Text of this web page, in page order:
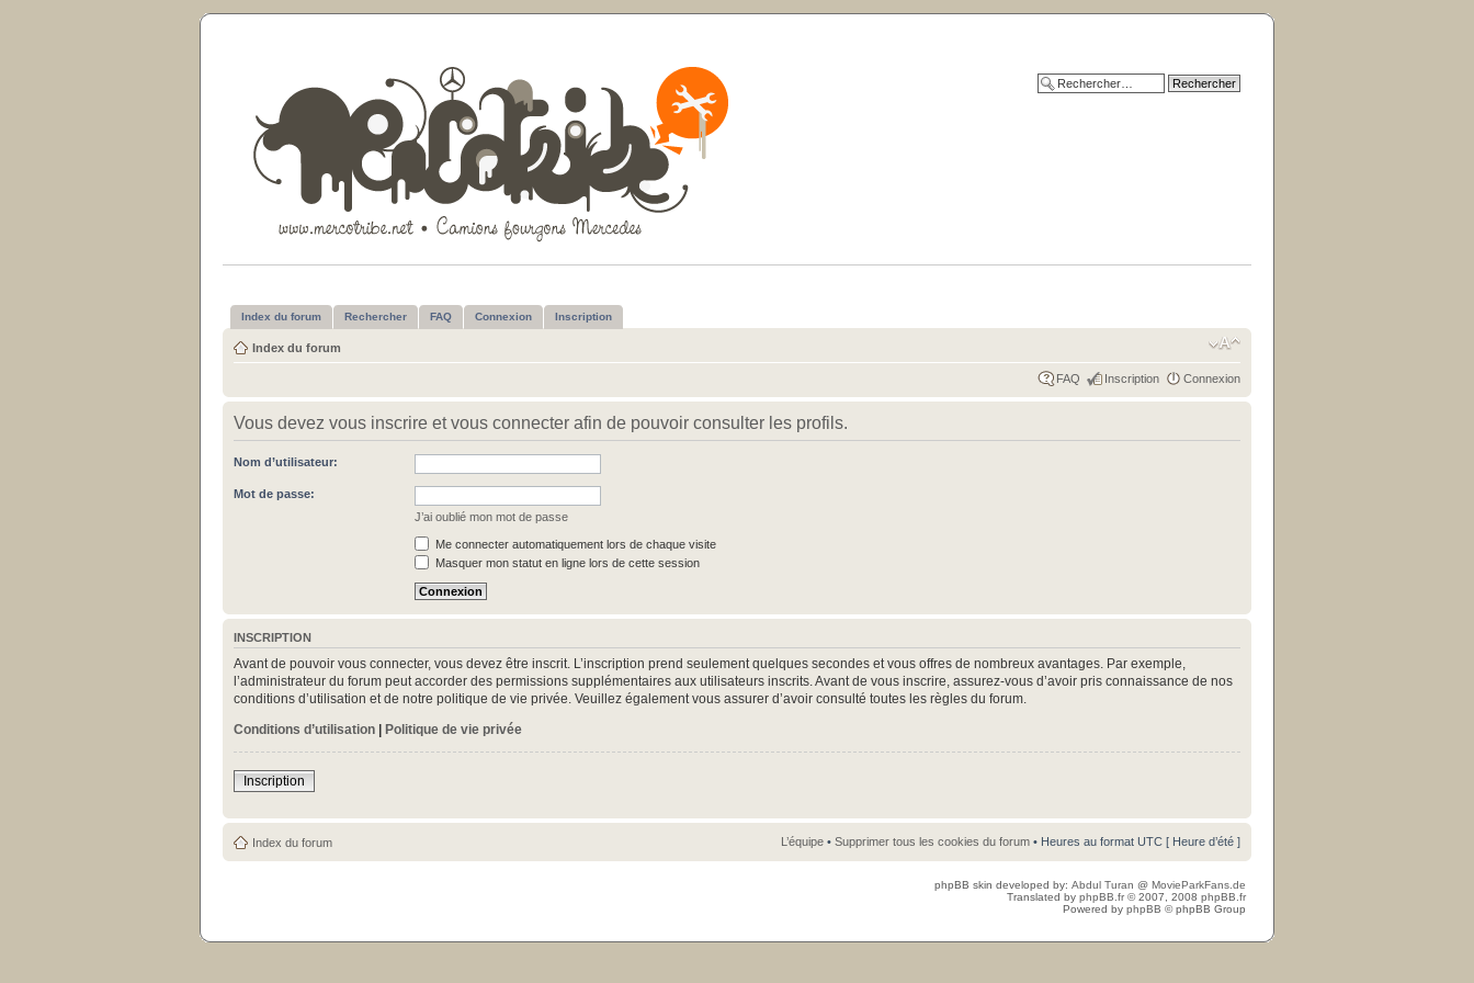
Index du forum Rechercher FAQ Connexion Inscription
Index du forum
FAQ Inscription Connexion
Vous devez vous inscrire et vous connecter afin de pouvoir consulter les profils.
Nom d’utilisateur:
Mot de passe:
J’ai oublié mon mot de passe
Me connecter automatiquement lors de chaque visite
Masquer mon statut en ligne lors de cette session
INSCRIPTION
Avant de pouvoir vous connecter, vous devez être inscrit. L’inscription prend seulement quelques secondes et vous offres de nombreux avantages. Par exemple,
l’administrateur du forum peut accorder des permissions supplémentaires aux utilisateurs inscrits. Avant de vous inscrire, assurez-vous d’avoir pris connaissance de nos
conditions d’utilisation et de notre politique de vie privée. Veuillez également vous assurer d’avoir consulté toutes les règles du forum.
Conditions d’utilisation | Politique de vie privée
Inscription
Index du forum L’équipe • Supprimer tous les cookies du forum • Heures au format UTC [ Heure d’été ]
phpBB skin developed by: Abdul Turan @ MovieParkFans.de
Translated by phpBB.fr © 2007, 2008 phpBB.fr
Powered by phpBB © phpBB Group